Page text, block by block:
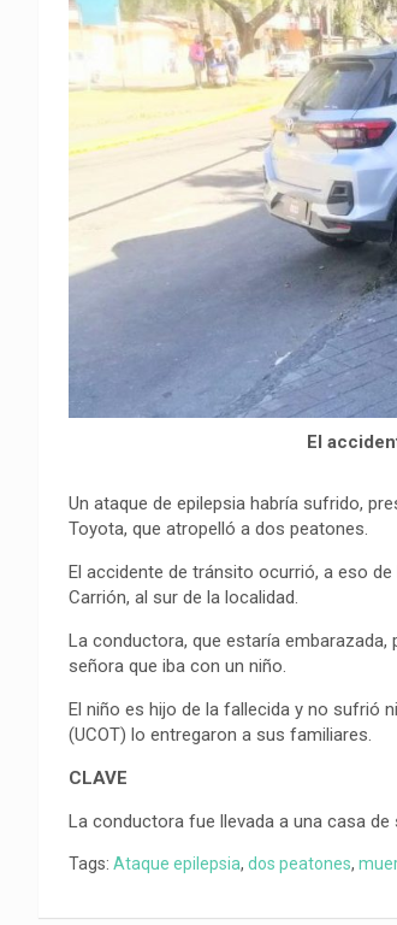
o
k
p
p
a
m
n
k
t
i
r
El
Un ataque de epilepsia habría sufrido,
Toyota, que atropelló a dos peatones.
El accidente de tránsito ocurrió, a eso
Carrión, al sur de la localidad.
La conductora, que estaría embarazada,
señora que iba con un niño.
El niño es hijo de la fallecida y no sufrió
(UCOT) lo entregaron a sus familiares.
CLAVE
La conductora fue llevada a una casa
Tags: Ataque epilepsia, dos peatones,